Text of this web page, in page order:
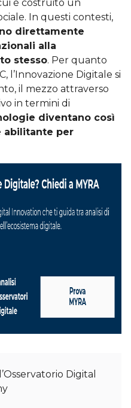
è costruito un
In questi contesti,
direttamente
alla
stesso. Per quanto
l’Innovazione Digitale si
il mezzo attraverso
in termini di
diventano così
abilitante per
Digital